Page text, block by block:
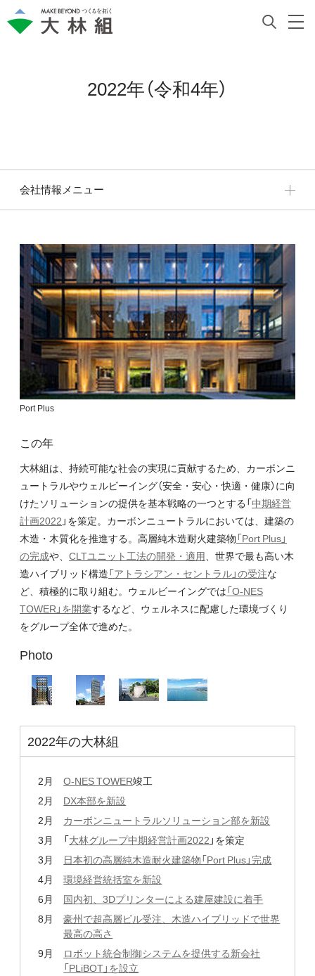
2022年（令和4年）
会社情報メニュー
Port Plus
この年
大林組は、持続可能な社会の実現に貢献するため、カーボンニ
ュートラルやウェルビーイング（安全・安心・快適・健康）に向
けたソリューションの提供を基本戦略の一つとする「中期経営
計画2022」を策定。カーボンニュートラルにおいては、建築の
木造・木質化を推進する。高層純木造耐火建築物「Port Plus」
の完成や、 CLTユニット工法の開発・適用、世界で最も高い木
造ハイブリッド構造「アトラシアン・セントラル」の受注な
ど、積極的に取り組む。ウェルビーイングでは「O-NES
TOWER」を開業するなど、ウェルネスに配慮した環境づくり
をグループ全体で進めた。
Photo
2022年の大林組
2月 O-NES TOWER竣工
2月
DX本部を新設
2月
カーボンニュートラルソリューション部を新設
3月
「大林グループ中期経営計画2022」を策定
3月
日本初の高層純木造耐火建築物「Port Plus」完成
4月
環境経営統括室を新設
6月
国内初、3Dプリンターによる建屋建設に着手
8月
豪州で超高層ビル受注、木造ハイブリッドで世界
最高の高さ
9月
ロボット統合制御システムを提供する新会社
「PLiBOT」を設立